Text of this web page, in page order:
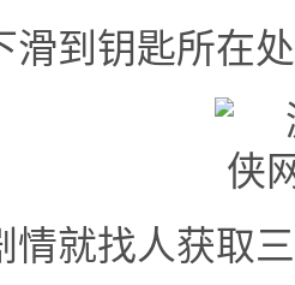
到钥匙所在处
找人获取三